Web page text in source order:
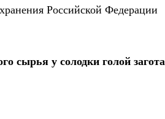
Российской Федерации
сырья у солодки голой